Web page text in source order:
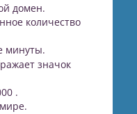
домен.
количество
минуты.
значок
.